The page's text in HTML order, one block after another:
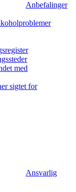
Anbefalinger
med
sigtet for
Ansvarlig